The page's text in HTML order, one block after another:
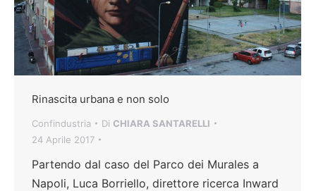
Rinascita urbana e non solo
Confindustria Di CHIARA SANTARELLI
24 Aprile 2017
Partendo dal caso del Parco dei Murales a
Napoli, Luca Borriello, direttore ricerca Inward